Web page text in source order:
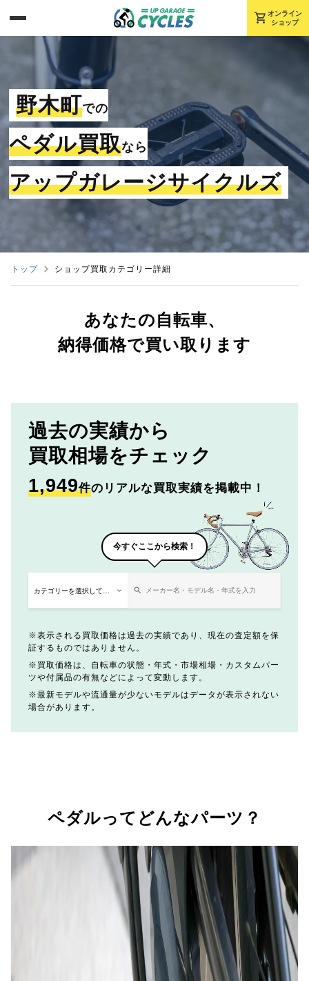
shopping_cart オンライン
ショップ
野木町での
ペダル買取なら
アップガレージサイクルズ
トップ ショップ買取カテゴリー詳細
あなたの自転車、
納得価格で買い取ります
過去の実績から
買取相場をチェック
1,949件のリアルな買取実績を掲載中！
今すぐここから検索！
表示される買取価格は過去の実績であり、現在の査定額を保
証するものではありません。
買取価格は、自転車の状態・年式・市場相場・カスタムパー
ツや付属品の有無などによって変動します。
最新モデルや流通量が少ないモデルはデータが表示されない
場合があります。
ペダルってどんなパーツ？